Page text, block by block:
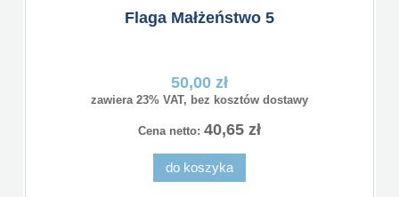
Flaga Małżeństwo 5
50,00 zł
zawiera 23% VAT, bez kosztów dostawy
Cena netto: 40,65 zł
do koszyka